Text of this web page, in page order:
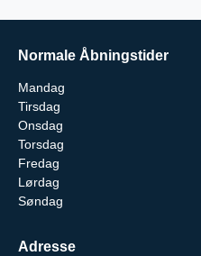
Normale Åbningstider
Mandag
Tirsdag
Onsdag
Torsdag
Fredag
Lørdag
Søndag
Adresse